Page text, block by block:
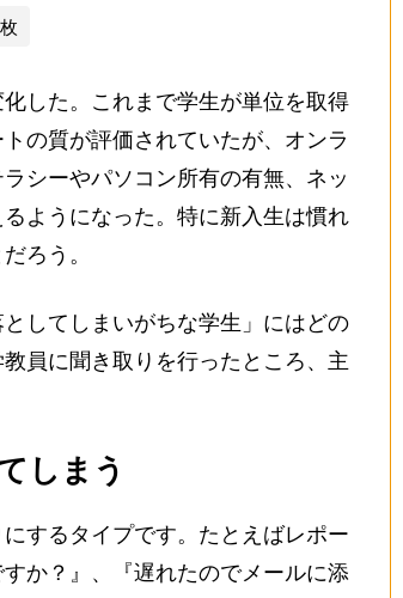
した。これまで学生が単位を取得
の質が評価されていたが、オンラ
シーやパソコン所有の有無、ネッ
ようになった。特に新入生は慣れ
ろう。
してしまいがちな学生」にはどの
員に聞き取りを行ったところ、主
しまう
するタイプです。たとえばレポー
か？』、『遅れたのでメールに添